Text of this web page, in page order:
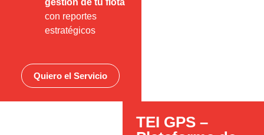
gestión de tu flota
con reportes
estratégicos
Quiero el Servicio
TEI GPS –